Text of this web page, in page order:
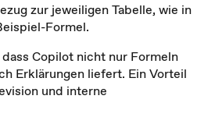
zur jeweiligen Tabelle, wie in
Formel.
Copilot nicht nur Formeln
Erklärungen liefert. Ein Vorteil
und interne